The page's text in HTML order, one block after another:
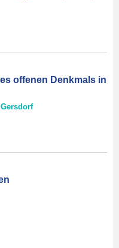
offenen Denkmals in
Gersdorf